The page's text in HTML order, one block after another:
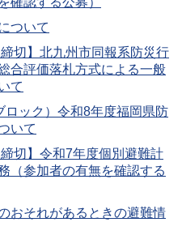
ついて
切】北九州市同報系防災行
合評価落札方式による一般
て
ロック）令和8年度福岡県防
いて
切】令和7年度個別避難計
（参加者の有無を確認する
おそれがあるときの避難情